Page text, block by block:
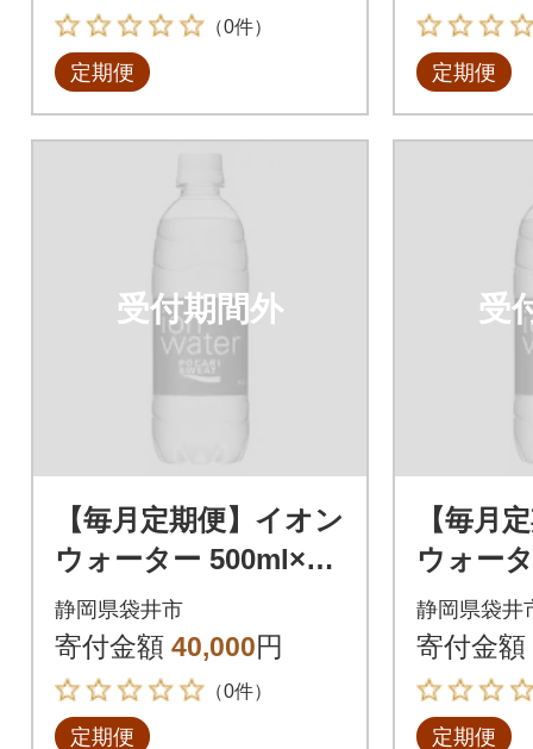
（0件）
定期便 定期便
受付期間外
【毎月定期便】イオン
ウォーター 500ml×24
本全3回
静岡県袋井市
寄付金額 40,000円
（0件）
定期便
受
【毎月
ウォー
本全12回
静岡県袋井
寄付金額
定期便